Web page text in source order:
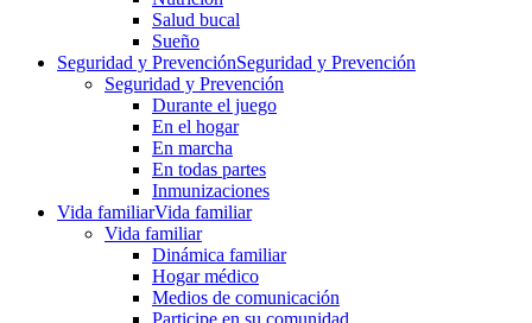
Salud bucal
Sueño
Seguridad y PrevenciónSeguridad y Prevención
Seguridad y Prevención
Durante el juego
En el hogar
En marcha
En todas partes
Inmunizaciones
Vida familiarVida familiar
Vida familiar
Dinámica familiar
Hogar médico
Medios de comunicación
Participe en su comunidad